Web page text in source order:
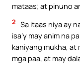
mataas; at pinuno
2 Sa itaas niya ay
isa’y may anim na
kaniyang mukha, at
mga paa, at may